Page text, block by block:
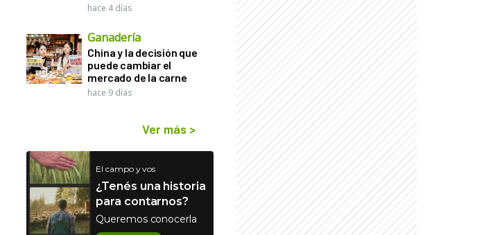
hace 4 días
Ganadería
China y la decisión que
puede cambiar el
mercado de la carne
hace 9 días
Ver más >
El campo y vos
¿Tenés una historia
para contarnos?
Queremos conocerla